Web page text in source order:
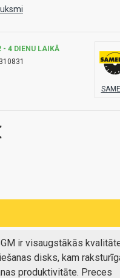
- 4 DIENU LAIKĀ
ir visaugstākās
disks, kam
produktivitāte. Preces